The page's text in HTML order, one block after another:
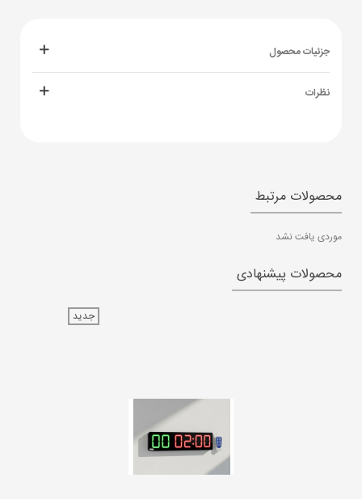
جزئیات محصول
نظرات
محصولات مرتبط
موردی یافت نشد
محصولات پیشنهادی
جدید